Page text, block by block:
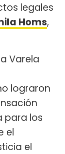
legales
Homs,
Varela
lograron
para los
el
el